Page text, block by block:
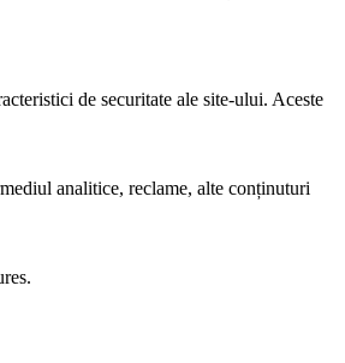
de securitate ale site-ului. Aceste
analitice, reclame, alte conținuturi